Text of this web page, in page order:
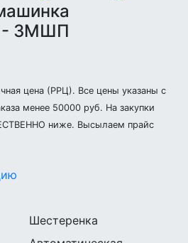
- ЗМШП
цена (РРЦ). Все цены указаны с
менее 50000 руб. На закупки
ниже. Высылаем прайс
Шестеренка